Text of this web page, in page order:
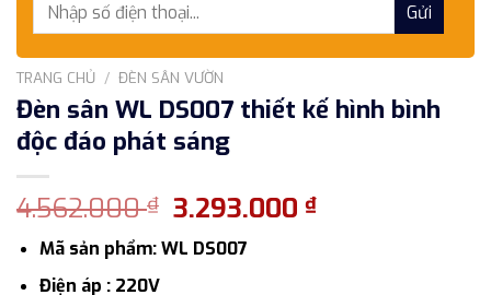
TRANG CHỦ / ĐÈN SÂN VƯỜN
Đèn sân WL DS007 thiết kế hình bình
độc đáo phát sáng
4.562.000₫ Giá
gốc
là:
3.293.000₫Giá
Mã sản phẩm: WL DS007
Điện áp : 220V